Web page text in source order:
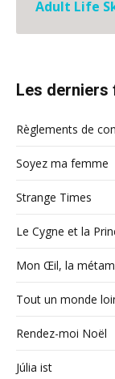
Adult Life
Les derniers
Règlements de
Soyez ma femme
Strange Times
Le Cygne et la
Mon Œil, la
Tout un monde
Rendez-moi Noël
Júlia ist